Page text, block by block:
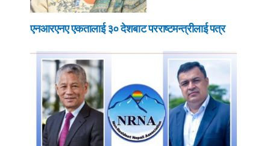
एनआरएनए एकतालाई ३० देशबाट परराष्टमन्त्रीलाई पत्र